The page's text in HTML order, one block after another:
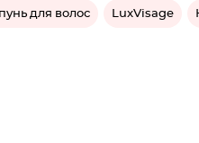
для волос LuxVisage